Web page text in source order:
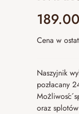
Cena w
Naszyjnik
pozłacany
Możliwość
oraz